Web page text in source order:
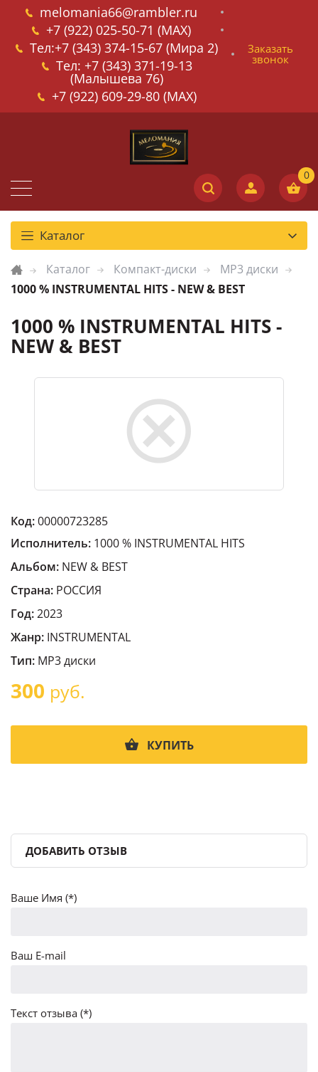
melomania66@rambler.ru
+7 (922) 025-50-71 (MAX)
Тел:+7 (343) 374-15-67 (Мира 2)
Тел: +7 (343) 371-19-13
(Малышева 76)
+7 (922) 609-29-80 (MAX)
Заказать
звонок
Каталог
Каталог Компакт-диски
MP3 диски
1000 % INSTRUMENTAL HITS - NEW & BEST
1000 % INSTRUMENTAL HITS -
NEW & BEST
Код:00000723285
Исполнитель: 1000 % INSTRUMENTAL HITS
Альбом: NEW & BEST
Страна: РОССИЯ
Год:2023
Жанр: INSTRUMENTAL
Тип: MP3 диски
300 руб.
КУПИТЬ
ДОБАВИТЬ ОТЗЫВ
Ваше Имя (*)
Ваш E-mail
Текст отзыва (*)